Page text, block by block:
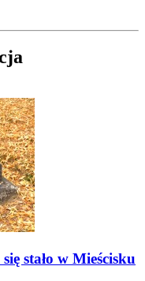
stało w Mieścisku